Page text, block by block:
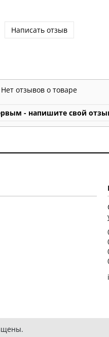
Написать отзыв
Нет отзывов о товаре
- напишите свой